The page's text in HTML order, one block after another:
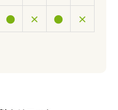
● × ● ×